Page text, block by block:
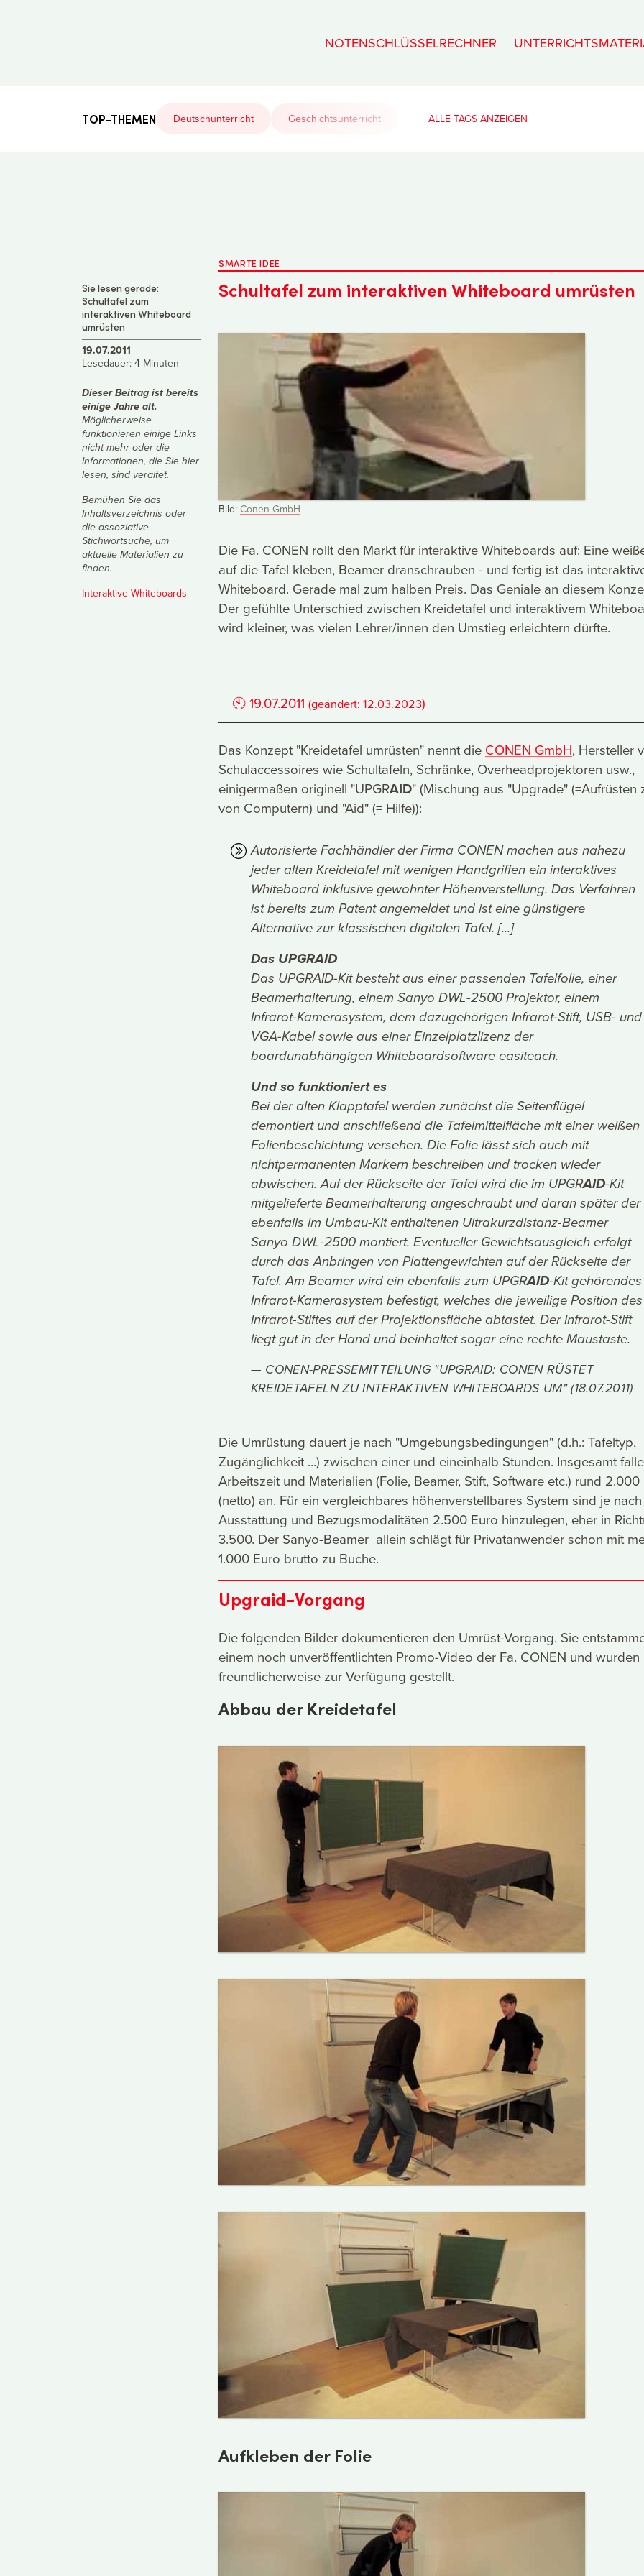
NOTENSCHLÜSSELRECHNER
TOP-THEMEN Deutschunterricht Geschichtsunterricht ALLE TAGS
Sie lesen gerade:
Schultafel zum
interaktiven Whiteboard
umrüsten
19.07.2011
Lesedauer: 4 Minuten
Dieser Beitrag ist bereits
einige Jahre alt.
Möglicherweise
funktionieren einige Links
nicht mehr oder die
Informationen, die Sie hier
lesen, sind veraltet.
Bemühen Sie das
Inhaltsverzeichnis oder
die assoziative
Stichwortsuche, um
aktuelle Materialien zu
finden.
Interaktive Whiteboards
SMARTE IDEE
Schultafel zum interaktiven Whiteboard umrüsten
Bild: Conen GmbH
Die Fa. CONEN rollt den Markt für interaktive Whiteboards auf: Eine
auf die Tafel kleben, Beamer dranschrauben - und fertig ist das
Whiteboard. Gerade mal zum halben Preis. Das Geniale an diesem
Der gefühlte Unterschied zwischen Kreidetafel und interaktivem
wird kleiner, was vielen Lehrer/innen den Umstieg erleichtern dürfte.
🕙19.07.2011 (geändert:12.03.2023)
Das Konzept "Kreidetafel umrüsten" nennt die CONEN GmbH, Hersteller
Schulaccessoires wie Schultafeln, Schränke, Overheadprojektoren usw.,
einigermaßen originell "UPGRAID" (Mischung aus "Upgrade" (=Aufrüsten
von Computern) und "Aid" (= Hilfe)):
Autorisierte Fachhändler der Firma CONEN machen aus nahezu
jeder alten Kreidetafel mit wenigen Handgriffen ein interaktives
Whiteboard inklusive gewohnter Höhenverstellung. Das Verfahren
ist bereits zum Patent angemeldet und ist eine günstigere
Alternative zur klassischen digitalen Tafel. [...]
Das UPGRAID
Das UPGRAID-Kit besteht aus einer passenden Tafelfolie, einer
Beamerhalterung, einem Sanyo DWL-2500 Projektor, einem
Infrarot-Kamerasystem, dem dazugehörigen Infrarot-Stift, USB- und
VGA-Kabel sowie aus einer Einzelplatzlizenz der
boardunabhängigen Whiteboardsoftware easiteach.
Und so funktioniert es
Bei der alten Klapptafel werden zunächst die Seitenflügel
demontiert und anschließend die Tafelmittelfläche mit einer weißen
Folienbeschichtung versehen. Die Folie lässt sich auch mit
nichtpermanenten Markern beschreiben und trocken wieder
abwischen. Auf der Rückseite der Tafel wird die im UPGRAID-Kit
mitgelieferte Beamerhalterung angeschraubt und daran später der
ebenfalls im Umbau-Kit enthaltenen Ultrakurzdistanz-Beamer
Sanyo DWL-2500 montiert. Eventueller Gewichtsausgleich erfolgt
durch das Anbringen von Plattengewichten auf der Rückseite der
Tafel. Am Beamer wird ein ebenfalls zum UPGRAID-Kit gehörendes
Infrarot-Kamerasystem befestigt, welches die jeweilige Position des
Infrarot-Stiftes auf der Projektionsfläche abtastet. Der Infrarot-Stift
liegt gut in der Hand und beinhaltet sogar eine rechte Maustaste.
CONEN-PRESSEMITTEILUNG "UPGRAID: CONEN RÜSTET
KREIDETAFELN ZU INTERAKTIVEN WHITEBOARDS UM" (18.07.2011)
Die Umrüstung dauert je nach "Umgebungsbedingungen" (d.h.: Tafeltyp,
Zugänglichkeit ...) zwischen einer und eineinhalb Stunden. Insgesamt
Arbeitszeit und Materialien (Folie, Beamer, Stift, Software etc.) rund 2.000
(netto) an. Für ein vergleichbares höhenverstellbares System sind je nach
Ausstattung und Bezugsmodalitäten 2.500 Euro hinzulegen, eher in
3.500. Der Sanyo-Beamer allein schlägt für Privatanwender schon mit
1.000 Euro brutto zu Buche.
Upgraid-Vorgang
Die folgenden Bilder dokumentieren den Umrüst-Vorgang. Sie
einem noch unveröffentlichten Promo-Video der Fa. CONEN und wurden
freundlicherweise zur Verfügung gestellt.
Abbau der Kreidetafel
Aufkleben der Folie